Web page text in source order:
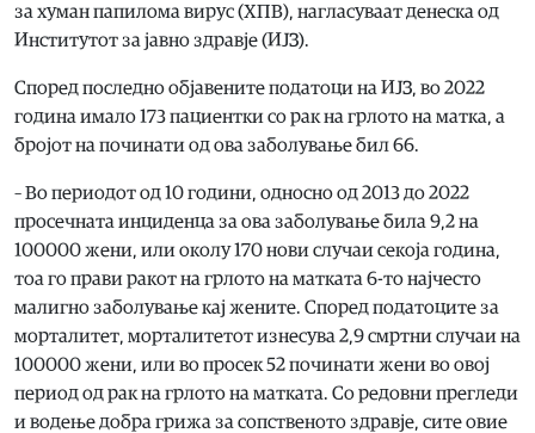
за хуман папилома вирус (ХПВ), нагласуваат денеска од
Институтот за јавно здравје (ИЈЗ).
Според последно објавените податоци на ИЈЗ, во 2022
година имало 173 пациентки со рак на грлото на матка, а
бројот на починати од ова заболување бил 66.
– Во периодот од 10 години, односно од 2013 до 2022
просечната инциденца за ова заболување била 9,2 на
100000 жени, или околу 170 нови случаи секоја година,
тоа го прави ракот на грлото на матката 6-то најчесто
малигно заболување кај жените. Според податоците за
морталитет, морталитетот изнесува 2,9 смртни случаи на
100000 жени, или во просек 52 починати жени во овој
период од рак на грлото на матката. Со редовни прегледи
и водење добра грижа за сопственото здравје, сите овие